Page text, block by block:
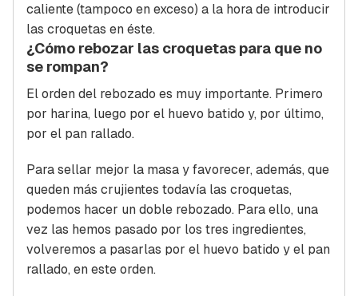
caliente (tampoco en exceso) a la hora de introducir
las croquetas en éste.
¿Cómo rebozar las croquetas para que no
se rompan?
El orden del rebozado es muy importante. Primero
por harina, luego por el huevo batido y, por último,
por el pan rallado.
Para sellar mejor la masa y favorecer, además, que
queden más crujientes todavía las croquetas,
podemos hacer un doble rebozado. Para ello, una
vez las hemos pasado por los tres ingredientes,
volveremos a pasarlas por el huevo batido y el pan
rallado, en este orden.